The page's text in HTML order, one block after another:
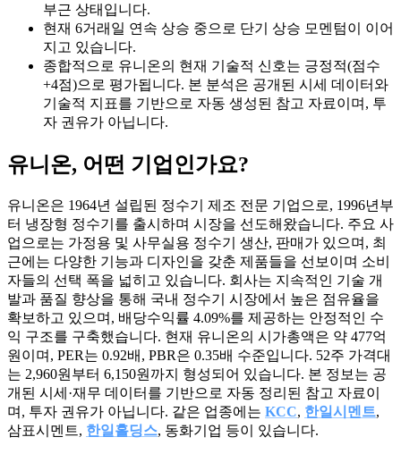
부근 상태입니다.
현재 6거래일 연속 상승 중으로 단기 상승 모멘텀이 이어
지고 있습니다.
종합적으로 유니온의 현재 기술적 신호는 긍정적(점수
+4점)으로 평가됩니다. 본 분석은 공개된 시세 데이터와
기술적 지표를 기반으로 자동 생성된 참고 자료이며, 투
자 권유가 아닙니다.
유니온, 어떤 기업인가요?
유니온은 1964년 설립된 정수기 제조 전문 기업으로, 1996년부
터 냉장형 정수기를 출시하며 시장을 선도해왔습니다. 주요 사
업으로는 가정용 및 사무실용 정수기 생산, 판매가 있으며, 최
근에는 다양한 기능과 디자인을 갖춘 제품들을 선보이며 소비
자들의 선택 폭을 넓히고 있습니다. 회사는 지속적인 기술 개
발과 품질 향상을 통해 국내 정수기 시장에서 높은 점유율을
확보하고 있으며, 배당수익률 4.09%를 제공하는 안정적인 수
익 구조를 구축했습니다. 현재 유니온의 시가총액은 약 477억
원이며, PER는 0.92배, PBR은 0.35배 수준입니다. 52주 가격대
는 2,960원부터 6,150원까지 형성되어 있습니다. 본 정보는 공
개된 시세·재무 데이터를 기반으로 자동 정리된 참고 자료이
며, 투자 권유가 아닙니다. 같은 업종에는 KCC, 한일시멘트,
삼표시멘트, 한일홀딩스, 동화기업 등이 있습니다.